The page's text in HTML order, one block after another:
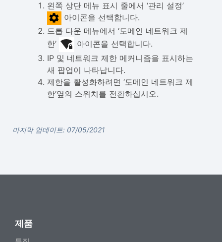
왼쪽 상단 메뉴 표시 줄에서 ‘관리 설정’
아이콘을 선택합니다.
드롭 다운 메뉴에서 ‘도메인 네트워크 제
한’
아이콘을 선택합니다.
IP 및 네트워크 제한 메커니즘을 표시하는
새 팝업이 나타납니다.
제한을 활성화하려면 ‘도메인 네트워크 제
한’옆의 스위치를 전환하십시오.
마지막 업데이트: 07/05/2021
제품